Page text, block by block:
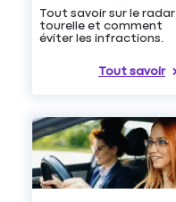
Tout savoir sur le radar
tourelle et comment
éviter les infractions.
Tout savoir